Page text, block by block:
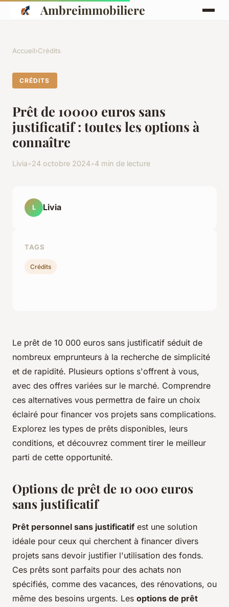
Ambreimmobiliere
Accueil›Crédits
CRÉDITS
Prêt de 10000 euros sans
justificatif : toutes les options à
connaître
Livia•24 octobre 2024•4 min de lecture
Le prêt de 10 000 euros sans justificatif séduit de
nombreux emprunteurs à la recherche de simplicité
et de rapidité. Plusieurs options s'offrent à vous,
avec des offres variées sur le marché. Comprendre
ces alternatives vous permettra de faire un choix
éclairé pour financer vos projets sans complications.
Explorez les types de prêts disponibles, leurs
conditions, et découvrez comment tirer le meilleur
parti de cette opportunité.
Options de prêt de 10 000 euros
sans justificatif
Prêt personnel sans justificatif est une solution
idéale pour ceux qui cherchent à financer divers
projets sans devoir justifier l'utilisation des fonds.
Ces prêts sont parfaits pour des achats non
spécifiés, comme des vacances, des rénovations, ou
même des besoins urgents. Les options de prêt
L Livia
TAGS
Crédits